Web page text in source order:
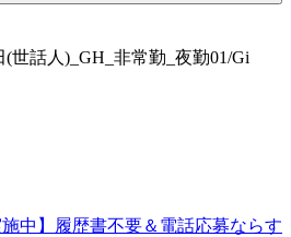
世話人)_GH_非常勤_夜勤01/Gi
中】履歴書不要＆電話応募ならす